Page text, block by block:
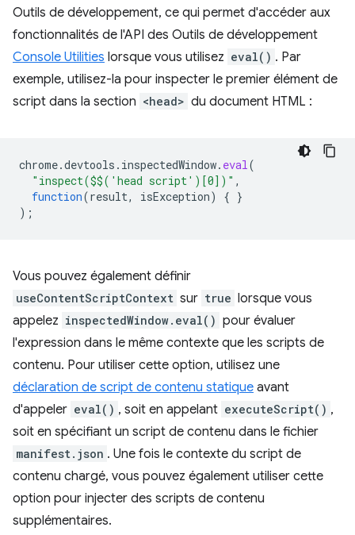
Outils de développement, ce qui permet d'accéder aux
fonctionnalités de l'API des Outils de développement
Console Utilities lorsque vous utilisez eval() . Par
exemple, utilisez-la pour inspecter le premier élément de
script dans la section <head> du document HTML :
chrome.devtools . inspectedWindow. eval(
"inspect($$('head script')[0])" ,
function(result, isException) { }
);
Vous pouvez également définir
useContentScriptContext sur true lorsque vous
appelez inspectedWindow.eval() pour évaluer
l'expression dans le même contexte que les scripts de
contenu. Pour utiliser cette option, utilisez une
déclaration de script de contenu statique avant
d'appeler eval() , soit en appelant executeScript() ,
soit en spécifiant un script de contenu dans le fichier
manifest.json . Une fois le contexte du script de
contenu chargé, vous pouvez également utiliser cette
option pour injecter des scripts de contenu
supplémentaires.